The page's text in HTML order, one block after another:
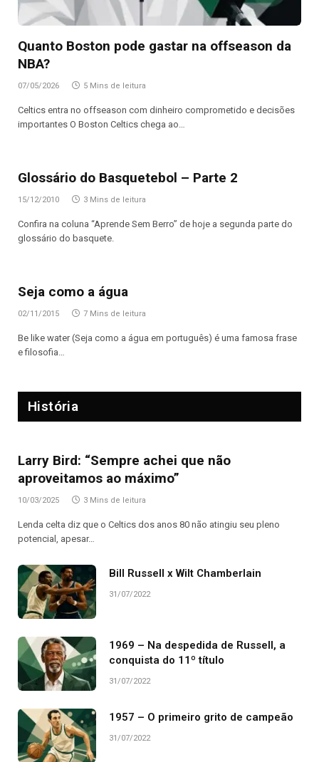
Quanto Boston pode gastar na offseason da
NBA?
07/05/2026 5 Mins de leitura
Celtics entra no offseason com dinheiro comprometido e decisões
importantes O Boston Celtics chega ao…
Glossário do Basquetebol – Parte 2
15/12/2010 3 Mins de leitura
Confira na coluna “Aprende Sem Berro” de hoje a segunda parte do
glossário do basquete.
Seja como a água
02/11/2015 7 Mins de leitura
Be like water (Seja como a água em português) é uma famosa frase
e filosofia…
História
Larry Bird: “Sempre achei que não
aproveitamos ao máximo”
10/03/2025 3 Mins de leitura
Lenda celta diz que o Celtics dos anos 80 não atingiu seu pleno
potencial, apesar…
Bill Russell x Wilt Chamberlain
31/07/2022
1969 – Na despedida de Russell, a
conquista do 11º título
31/07/2022
1957 – O primeiro grito de campeão
31/07/2022